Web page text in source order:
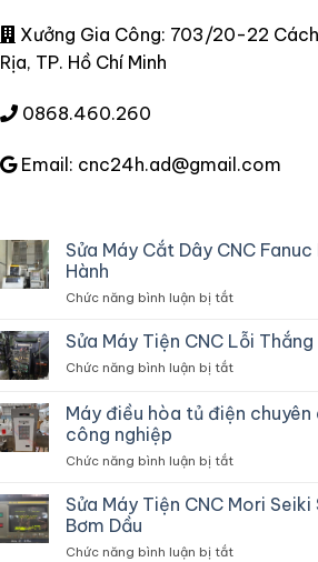
Xưởng Gia Công: 703/20-22 Cách
Rịa, TP. Hồ Chí Minh
0868.460.260
Email: cnc24h.ad@gmail.com
Sửa Máy Cắt Dây CNC
Hành
Chức năng bình luận bị tắtở
Máy
Cắt
Dây
Fanuc
Robocut
Vận
Sửa Máy Tiện CNC Lỗi
Chức năng bình luận bị tắtở
Tiện
Lỗi
Chậm
Tần
Máy điều hòa tủ điện chuyên
công nghiệp
Chức năng bình luận bị tắtở
điều
hòa
điện
Sửa Máy Tiện CNC Mori
Bơm Dầu
Chức năng bình luận bị tắtở